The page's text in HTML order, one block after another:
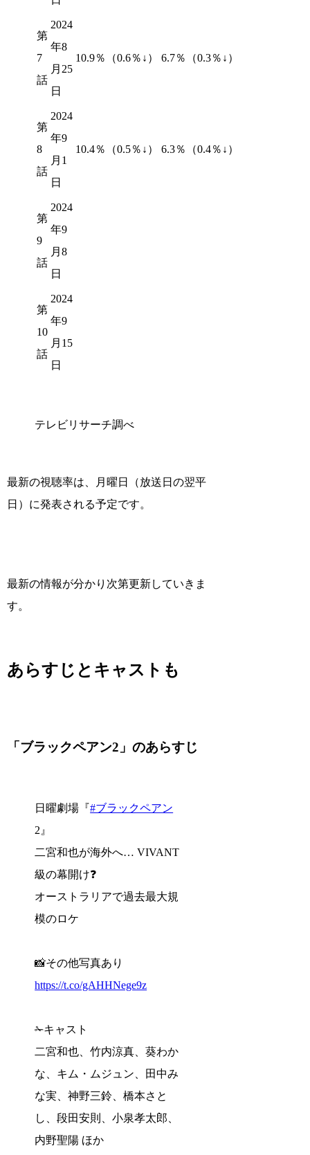
第
7
話
2024
年8
月25
日
10.9％（0.6％↓ ） 6.7％（0.3％↓ ）
第
8
話
2024
年9
月1
日
10.4％（0.5％↓ ） 6.3％（0.4％↓ ）
第
9
話
2024
年9
月8
日
第
10
話
2024
年9
月15
日
テレビリサーチ調べ
最新の視聴率は、月曜日（放送日の翌平
日）に発表される予定です。
最新の情報が分かり次第更新していきま
す。
あらすじとキャストも
「ブラックペアン2」のあらすじ
日曜劇場『#ブラックペアン
2』
二宮和也が海外へ… VIVANT
級の幕開け❓️
オーストラリアで過去最大規
模のロケ
📸その他写真あり
https://t.co/gAHHNege9z
✁キャスト
二宮和也、竹内涼真、葵わか
な、キム・ムジュン、田中み
な実、神野三鈴、橋本さと
し、段田安則、小泉孝太郎、
内野聖陽 ほか